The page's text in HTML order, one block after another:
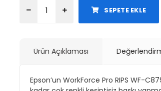
SEPETE EKLE
Ürün Açıklaması
Epson’un WorkForce Pro RIPS WF-